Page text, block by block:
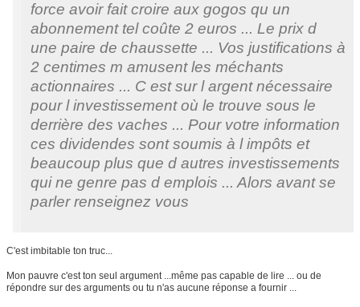
force avoir fait croire aux gogos qu un
abonnement tel coûte 2 euros ... Le prix d
une paire de chaussette ... Vos justifications à
2 centimes m amusent les méchants
actionnaires ... C est sur l argent nécessaire
pour l investissement où le trouve sous le
derrière des vaches ... Pour votre information
ces dividendes sont soumis à l impôts et
beaucoup plus que d autres investissements
qui ne genre pas d emplois ... Alors avant se
parler renseignez vous
C'est imbitable ton truc...
Mon pauvre c'est ton seul argument ...même pas capable de lire ... ou de
répondre sur des arguments ou tu n'as aucune réponse a fournir ...